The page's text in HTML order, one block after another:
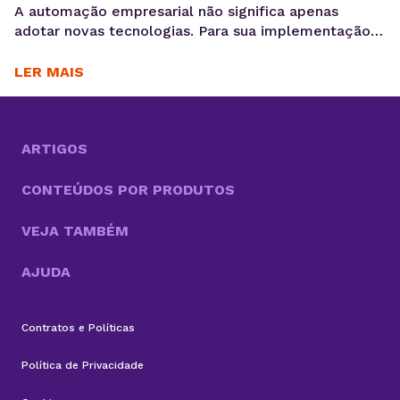
A automação empresarial não significa apenas
adotar novas tecnologias. Para sua implementação
trabalho que reduzam tarefas repetitivas. Ou
tarefas necessárias para competir no mercado, a
LER MAIS
ARTIGOS
CONTEÚDOS POR PRODUTOS
VEJA TAMBÉM
AJUDA
Contratos e Políticas
Política de Privacidade